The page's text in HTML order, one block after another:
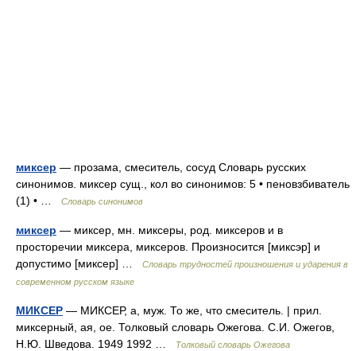
миксер — прозама, смеситель, сосуд Словарь русских
синонимов. миксер сущ., кол во синонимов: 5 • пеновзбиватель
(1) • …
Словарь синонимов
миксер — миксер, мн. миксеры, род. миксеров и в
просторечии миксера, миксеров. Произносится [миксэр] и
допустимо [миксер] …
Словарь трудностей произношения и ударения в
современном русском языке
МИКСЕР — МИКСЕР, а, муж. То же, что смеситель. | прил.
миксерный, ая, ое. Толковый словарь Ожегова. С.И. Ожегов,
Н.Ю. Шведова. 1949 1992 …
Толковый словарь Ожегова